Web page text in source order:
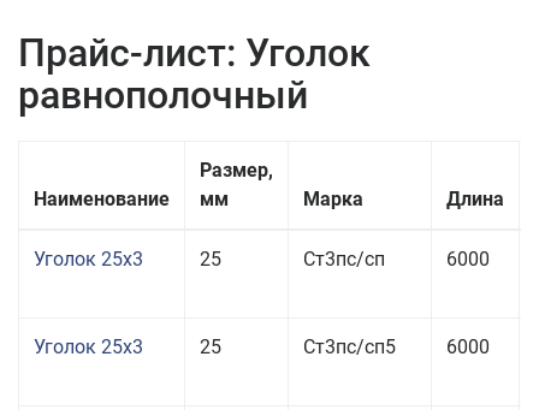
Прайс-лист: Уголок
равнополочный
Наименование
Размер,
мм
Марка Длина
Уголок 25x3 25 Ст3пс/сп 6000
Уголок 25x3 25 Ст3пс/сп5 6000